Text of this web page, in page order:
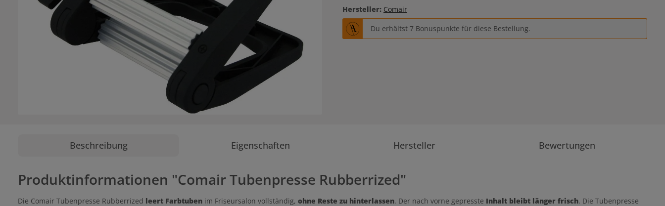
Hersteller: Comair
Du erhältst 7 Bonuspunkte für diese Bestellung.
Beschreibung Eigenschaften Hersteller Bewertungen
Produktinformationen "Comair Tubenpresse Rubberrized"
Die Comair Tubenpresse Rubberrized leert Farbtuben im Friseursalon vollständig, ohne Reste zu hinterlassen. Der nach vorne gepresste Inhalt bleibt länger frisch. Die Tubenpresse